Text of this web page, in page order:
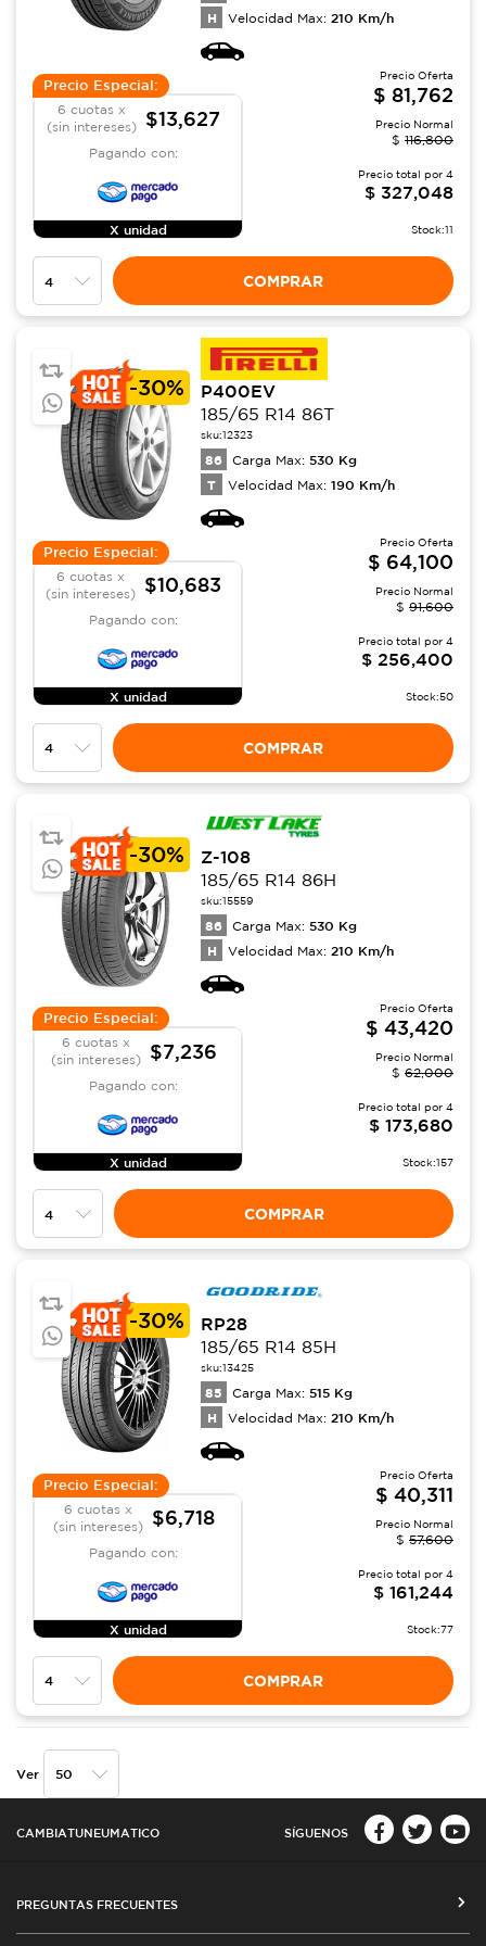
H Velocidad Max: 210 Km/h
Precio Especial:
6 cuotas x
(sin intereses)
$13,627
Pagando con:
X unidad
Precio Oferta
$ 81,762
Precio Normal
$ 116,800
Precio total por 4
$ 327,048
Stock:11
COMPRAR
-30%
P400EV
185/65 R14 86T
sku:12323
86 Carga Max: 530 Kg
T Velocidad Max: 190 Km/h
Precio Especial:
6 cuotas x
(sin intereses)
$10,683
Pagando con:
X unidad
Precio Oferta
$ 64,100
Precio Normal
$ 91,600
Precio total por 4
$ 256,400
Stock:50
COMPRAR
-30%
Z-108
185/65 R14 86H
sku:15559
86 Carga Max: 530 Kg
H Velocidad Max: 210 Km/h
Precio Especial:
6 cuotas x
(sin intereses)
$7,236
Pagando con:
X unidad
Precio Oferta
$ 43,420
Precio Normal
$ 62,000
Precio total por 4
$ 173,680
Stock:157
COMPRAR
-30%
RP28
185/65 R14 85H
sku:13425
85 Carga Max: 515 Kg
H Velocidad Max: 210 Km/h
Precio Especial:
6 cuotas x
(sin intereses)
$6,718
Pagando con:
X unidad
Precio Oferta
$ 40,311
Precio Normal
$ 57,600
Precio total por 4
$ 161,244
Stock:77
COMPRAR
Ver
CAMBIATUNEUMATICO SÍGUENOS
PREGUNTAS FRECUENTES